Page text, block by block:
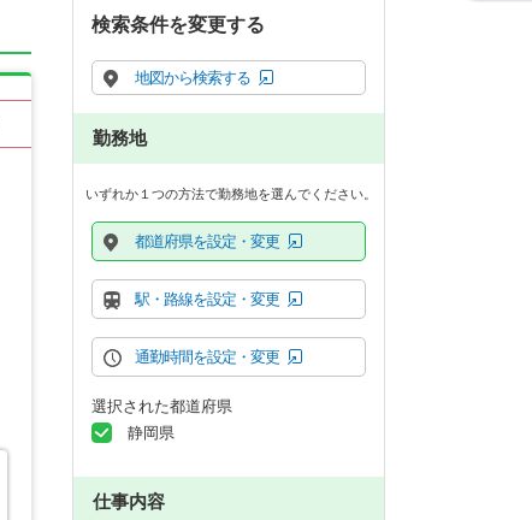
検索条件を変更する
地図から検索する
勤務地
いずれか１つの方法で勤務地を選んでください。
都道府県を設定・変更
駅・路線を設定・変更
通勤時間を設定・変更
選択された都道府県
静岡県
仕事内容